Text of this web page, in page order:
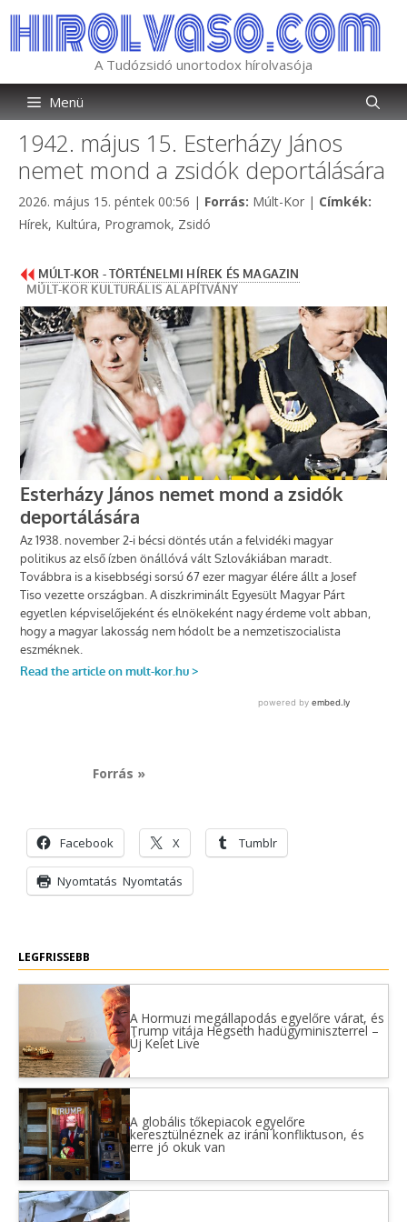
tartalomba
A Tudózsidó unortodox hírolvasója
Menü
1942. május 15. Esterházy János
nemet mond a zsidók deportálására
2026. május 15. péntek 00:56 | Forrás: Kategória
Múlt-Kor | Címkék:
Hírek, Kultúra, Programok, Zsidó
Forrás »
Facebook X Tumblr
Nyomtatás Nyomtatás
LEGFRISSEBB
A Hormuzi megállapodás egyelőre várat, és
Trump vitája Hegseth hadügyminiszterrel –
Új Kelet Live
A globális tőkepiacok egyelőre
keresztülnéznek az iráni konfliktuson, és
erre jó okuk van